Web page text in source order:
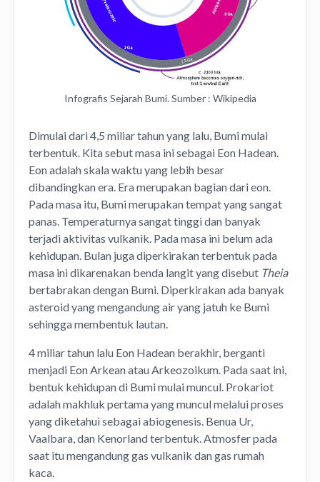
Infografis Sejarah Bumi. Sumber : Wikipedia
Dimulai dari 4,5 miliar tahun yang lalu, Bumi mulai
terbentuk. Kita sebut masa ini sebagai Eon Hadean.
Eon adalah skala waktu yang lebih besar
dibandingkan era. Era merupakan bagian dari eon.
Pada masa itu, Bumi merupakan tempat yang sangat
panas. Temperaturnya sangat tinggi dan banyak
terjadi aktivitas vulkanik. Pada masa ini belum ada
kehidupan. Bulan juga diperkirakan terbentuk pada
masa ini dikarenakan benda langit yang disebut Theia
bertabrakan dengan Bumi. Diperkirakan ada banyak
asteroid yang mengandung air yang jatuh ke Bumi
sehingga membentuk lautan.
4 miliar tahun lalu Eon Hadean berakhir, berganti
menjadi Eon Arkean atau Arkeozoikum. Pada saat ini,
bentuk kehidupan di Bumi mulai muncul. Prokariot
adalah makhluk pertama yang muncul melalui proses
yang diketahui sebagai abiogenesis. Benua Ur,
Vaalbara, dan Kenorland terbentuk. Atmosfer pada
saat itu mengandung gas vulkanik dan gas rumah
kaca.